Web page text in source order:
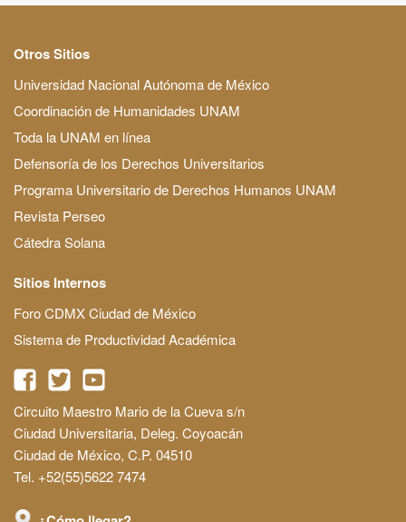
Otros Sitios
Universidad Nacional Autónoma de México
Coordinación de Humanidades UNAM
Toda la UNAM en línea
Defensoría de los Derechos Universitarios
Programa Universitario de Derechos Humanos UNAM
Revista Perseo
Cátedra Solana
Sitios Internos
Foro CDMX Ciudad de México
Sistema de Productividad Académica
Circuito Maestro Mario de la Cueva s/n
Ciudad Universitaria, Deleg. Coyoacán
Ciudad de México, C.P. 04510
Tel. +52(55)5622 7474